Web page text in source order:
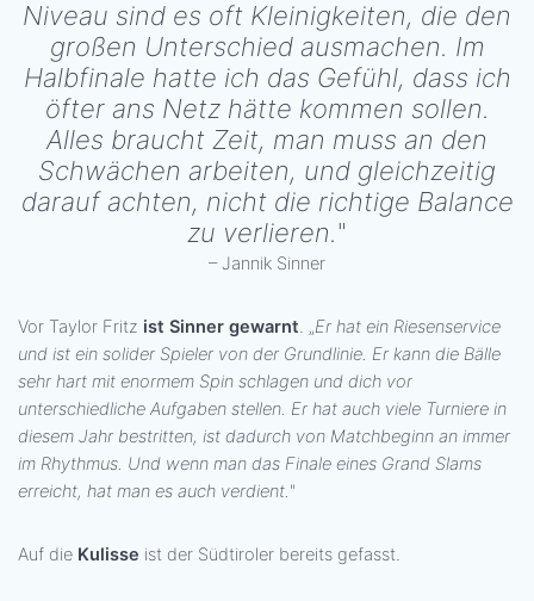
Niveau sind es oft Kleinigkeiten, die den
großen Unterschied ausmachen. Im
Halbfinale hatte ich das Gefühl, dass ich
öfter ans Netz hätte kommen sollen.
Alles braucht Zeit, man muss an den
Schwächen arbeiten, und gleichzeitig
darauf achten, nicht die richtige Balance
zu verlieren."
– Jannik Sinner
Vor Taylor Fritz ist Sinner gewarnt. „Er hat ein Riesenservice
und ist ein solider Spieler von der Grundlinie. Er kann die Bälle
sehr hart mit enormem Spin schlagen und dich vor
unterschiedliche Aufgaben stellen. Er hat auch viele Turniere in
diesem Jahr bestritten, ist dadurch von Matchbeginn an immer
im Rhythmus. Und wenn man das Finale eines Grand Slams
erreicht, hat man es auch verdient."
Auf die Kulisse ist der Südtiroler bereits gefasst.